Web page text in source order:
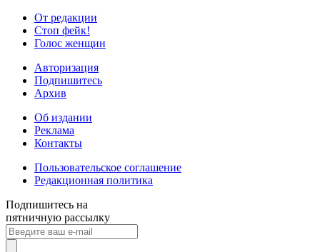
От редакции
Стоп фейк!
Голос женщин
Авторизация
Подпишитесь
Архив
Об издании
Реклама
Контакты
Пользовательское соглашение
Редакционная политика
Подпишитесь на
пятничную рассылку